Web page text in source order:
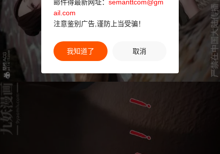
邮件得最新网址： semanttcom@gm
ail.com
注意鉴别广告,谨防上当受骗！
我知道了 取消